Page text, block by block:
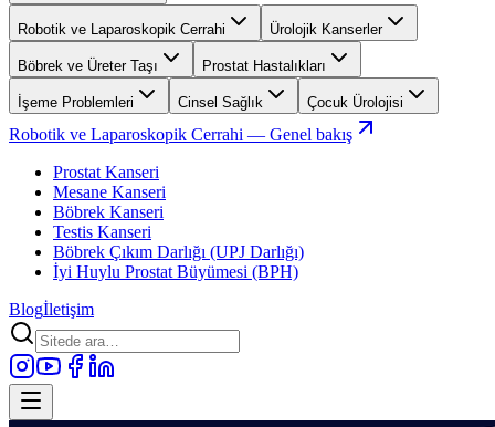
Robotik ve Laparoskopik Cerrahi Ürolojik Kanserler
Böbrek ve Üreter Taşı Prostat Hastalıkları
İşeme Problemleri Cinsel Sağlık Çocuk Ürolojisi
Robotik ve Laparoskopik Cerrahi — Genel bakış
Prostat Kanseri
Mesane Kanseri
Böbrek Kanseri
Testis Kanseri
Böbrek Çıkım Darlığı (UPJ Darlığı)
İyi Huylu Prostat Büyümesi (BPH)
Blogİletişim